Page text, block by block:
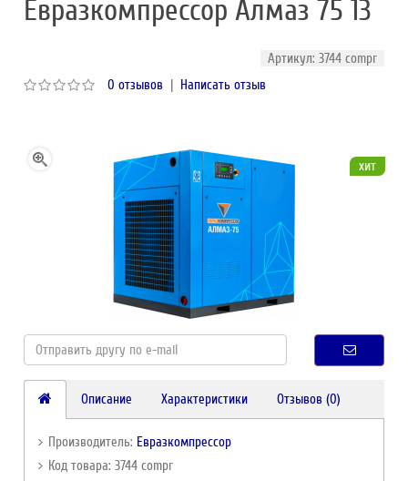
Евразкомпрессор Алмаз 75 13
Артикул: 3744 compr
0 отзывов | Написать отзыв
хит
Описание Характеристики Отзывов (0)
Производитель: Евразкомпрессор
Код товара: 3744 compr